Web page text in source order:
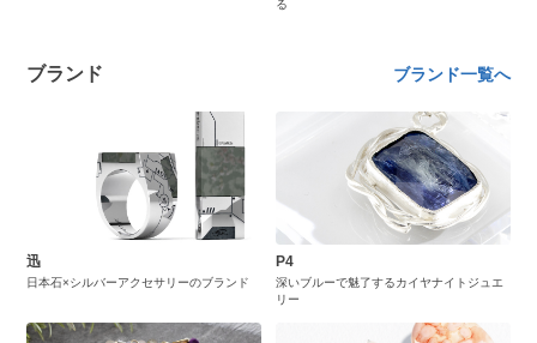
る
ブランド ブランド一覧へ
迅
日本石×シルバーアクセサリーのブランド
P4
深いブルーで魅了するカイヤナイトジュエ
リー